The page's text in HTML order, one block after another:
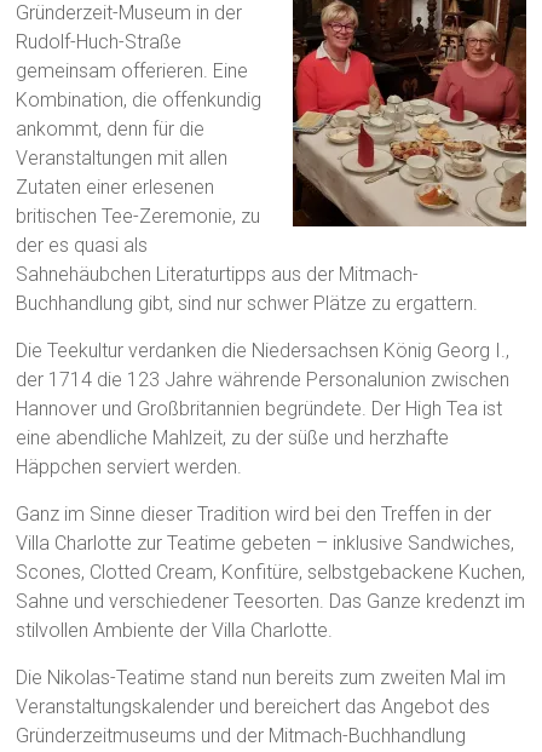
Gründerzeit-Museum in der
Rudolf-Huch-Straße
gemeinsam offerieren. Eine
Kombination, die offenkundig
ankommt, denn für die
Veranstaltungen mit allen
Zutaten einer erlesenen
britischen Tee-Zeremonie, zu
der es quasi als
Sahnehäubchen Literaturtipps aus der Mitmach-
Buchhandlung gibt, sind nur schwer Plätze zu ergattern.
Die Teekultur verdanken die Niedersachsen König Georg I.,
der 1714 die 123 Jahre währende Personalunion zwischen
Hannover und Großbritannien begründete. Der High Tea ist
eine abendliche Mahlzeit, zu der süße und herzhafte
Häppchen serviert werden.
Ganz im Sinne dieser Tradition wird bei den Treffen in der
Villa Charlotte zur Teatime gebeten – inklusive Sandwiches,
Scones, Clotted Cream, Konfitüre, selbstgebackene Kuchen,
Sahne und verschiedener Teesorten. Das Ganze kredenzt im
stilvollen Ambiente der Villa Charlotte.
Die Nikolas-Teatime stand nun bereits zum zweiten Mal im
Veranstaltungskalender und bereichert das Angebot des
Gründerzeitmuseums und der Mitmach-Buchhandlung